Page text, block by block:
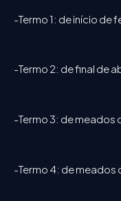
-Termo 1: de início de
-Termo 2: de final de
-Termo 3: de meados
-Termo 4: de meados